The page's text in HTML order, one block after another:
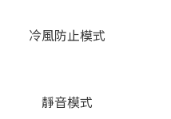
冷風防止模式
靜音模式